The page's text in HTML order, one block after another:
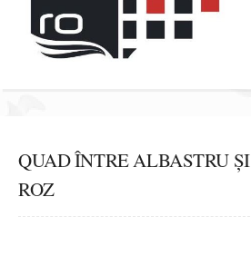
QUAD ÎNTRE ALBASTRU ȘI
ROZ